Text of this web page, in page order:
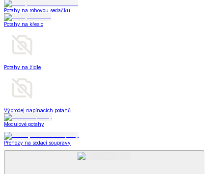
Potahy na rohovou sedačku
Potahy na křeslo
Potahy na židle
Výprodej napínacích potahů
Modulové potahy
Přehozy na sedací soupravy